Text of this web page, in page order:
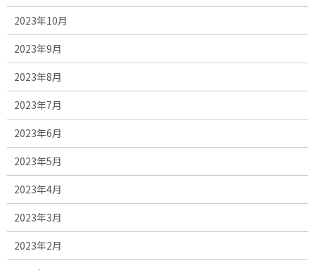
2023年10月
2023年9月
2023年8月
2023年7月
2023年6月
2023年5月
2023年4月
2023年3月
2023年2月